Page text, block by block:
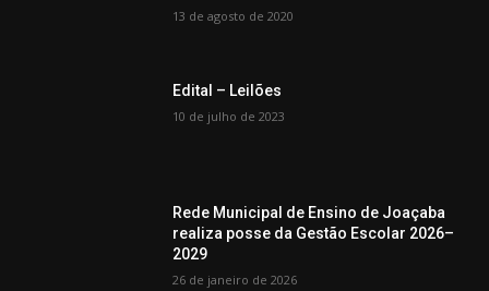
13 de agosto de 2020
Edital – Leilões
10 de julho de 2023
Rede Municipal de Ensino de Joaçaba
realiza posse da Gestão Escolar 2026–
2029
26 de janeiro de 2026